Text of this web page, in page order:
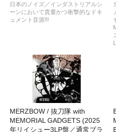
日本のノイズ／インダストリアルシ
ーンにおいて貴重かつ衝撃的なドキ
ュメント音源!!!
MERZBOW / 抜刀隊 with
MEMORIAL GADGETS (2025
年リイシュー3LP盤／通常ブラ